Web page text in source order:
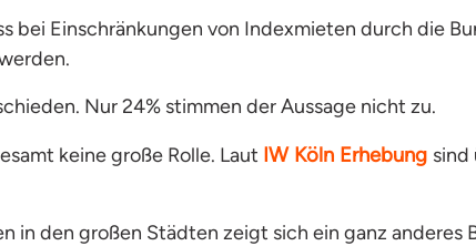
bei Einschränkungen von Indexmieten durch die
Nur 24% stimmen der Aussage nicht zu.
keine große Rolle. Laut IW Köln Erhebung sind
in den großen Städten zeigt sich ein ganz anderes